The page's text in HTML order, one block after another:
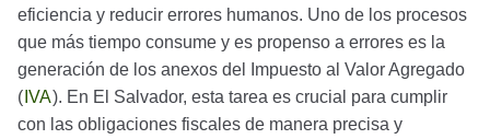
eficiencia y reducir errores humanos. Uno de los procesos
que más tiempo consume y es propenso a errores es la
generación de los anexos del Impuesto al Valor Agregado
( IVA). En El Salvador, esta tarea es crucial para cumplir
con las obligaciones fiscales de manera precisa y